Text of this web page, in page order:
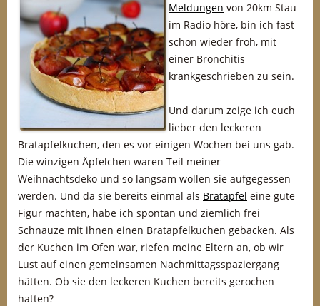
Meldungen von 20km Stau
im Radio höre, bin ich fast
schon wieder froh, mit
einer Bronchitis
krankgeschrieben zu sein.
Und darum zeige ich euch
lieber den leckeren
Bratapfelkuchen, den es vor einigen Wochen bei uns gab.
Die winzigen Äpfelchen waren Teil meiner
Weihnachtsdeko und so langsam wollen sie aufgegessen
werden. Und da sie bereits einmal als Bratapfel eine gute
Figur machten, habe ich spontan und ziemlich frei
Schnauze mit ihnen einen Bratapfelkuchen gebacken. Als
der Kuchen im Ofen war, riefen meine Eltern an, ob wir
Lust auf einen gemeinsamen Nachmittagsspaziergang
hätten. Ob sie den leckeren Kuchen bereits gerochen
hatten?